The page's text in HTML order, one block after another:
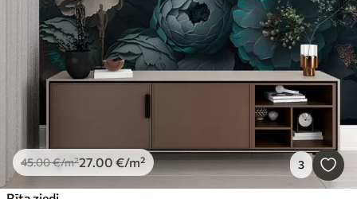
45.00€/m²27.00 €/m² 3